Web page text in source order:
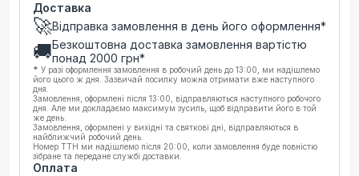
Доставка
🚀Відправка замовлення в день його оформлення*
🚚Безкоштовна доставка замовлення вартістю
понад 2000 грн*
* У разі оформлення замовлення в робочий день до 13:00, ми надішлемо
його цього ж дня. Зазвичай посилку можна отримати вже наступного
дня.
Замовлення, оформлені після 13:00, відправляються наступного робочого
дня. Але ми докладаємо максимум зусиль, щоб відправити його в той
же день.
Замовлення, оформлені у вихідні та святкові дні, відправляються в
найближчий робочий день.
Номер ТТН ми надішлемо після 20:00, коли замовлення буде повністю
зібране та передане службі доставки.
Оплата